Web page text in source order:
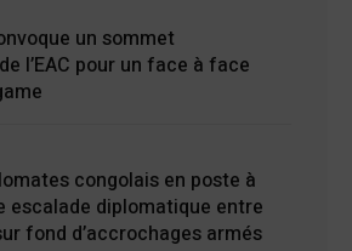
un sommet
l’EAC pour un face à face
congolais en poste à
escalade diplomatique entre
fond d’accrochages armés